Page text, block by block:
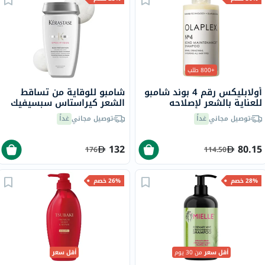
+800 طلب
أولابليكس رقم 4 بوند شامبو
للعناية بالشعر لإصلاحه
وتقويته وتغذيته 250 مل
توصيل مجانيغداً
80.15
114.50
شامبو للوقاية من تساقط
الشعر كيراستاس سبسيفيك
باين بريفنشن، 250 مل
توصيل مجانيغداً
132
176
28% خصم
أقل سعرمن 30 يوم
26% خصم
أقل سعر